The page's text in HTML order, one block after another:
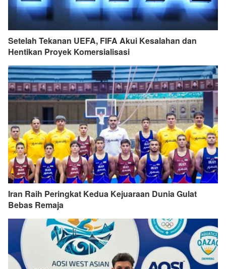
Setelah Tekanan UEFA, FIFA Akui Kesalahan dan
Hentikan Proyek Komersialisasi
Iran Raih Peringkat Kedua Kejuaraan Dunia Gulat
Bebas Remaja